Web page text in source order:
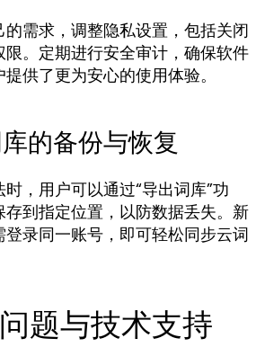
需求，调整隐私设置，包括关闭
。定期进行安全审计，确保软件
供了更为安心的使用体验。
的备份与恢复
，用户可以通过“导出词库”功
到指定位置，以防数据丢失。新
录同一账号，即可轻松同步云词
题与技术支持